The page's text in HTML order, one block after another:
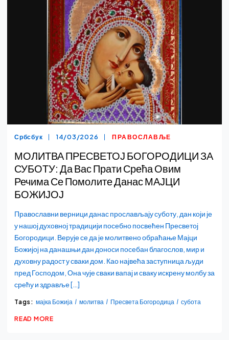
Србсбук 14/03/2026 ПРАВОСЛАВЉЕ
МОЛИТВА ПРЕСВЕТОЈ БОГОРОДИЦИ ЗА
СУБОТУ: Да Вас Прати Срећа Овим
Речима Се Помолите Данас МАЈЦИ
БОЖИЈОЈ
Православни верници данас прослављају суботу, дан који је
у нашој духовној традицији посебно посвећен Пресветој
Богородици. Верује се да је молитвено обраћање Мајци
Божијој на данашњи дан доноси посебан благослов, мир и
духовну радост у сваки дом. Као највећа заступница људи
пред Господом, Она чује сваки вапај и сваку искрену молбу за
срећу и здравље […]
Tags: мајка Божија молитва Пресвета Богородица субота
READ MORE